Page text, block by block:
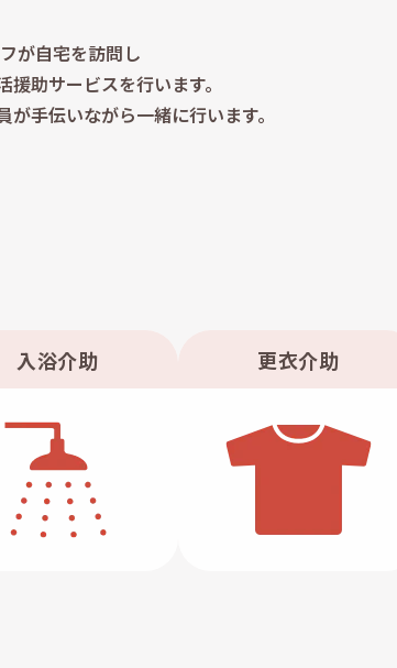
が自宅を訪問し
助サービスを行います。
手伝いながら一緒に行います。
入浴介助 更衣介助